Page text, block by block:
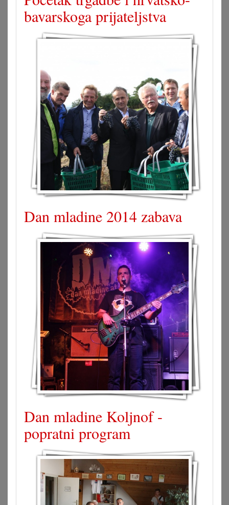
bavarskoga prijateljstva
Dan mladine 2014 zabava
Dan mladine Koljnof -
popratni program